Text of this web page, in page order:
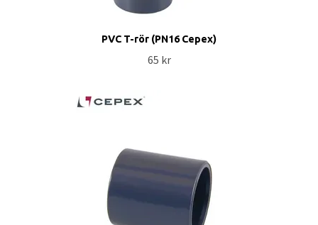
PVC T-rör (PN16 Cepex)
65 kr